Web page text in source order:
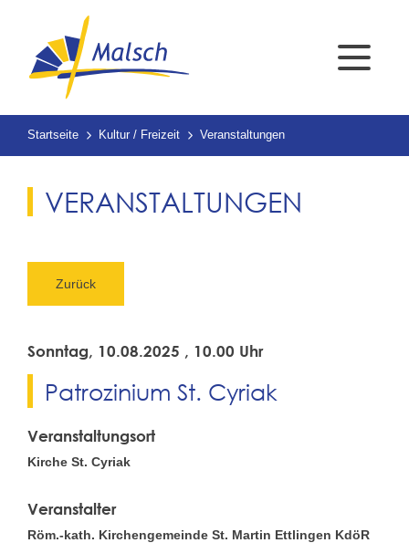
Startseite Kultur / Freizeit Veranstaltungen
VERANSTALTUNGEN
Zurück
Sonntag, 10.08.2025 , 10.00 Uhr
Patrozinium St. Cyriak
Veranstaltungsort
Kirche St. Cyriak
Veranstalter
Röm.-kath. Kirchengemeinde St. Martin Ettlingen KdöR